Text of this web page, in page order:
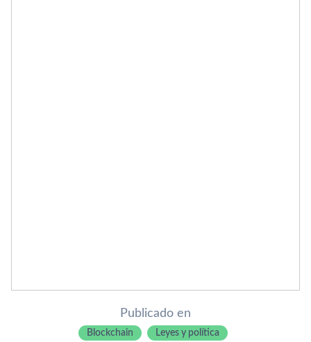
Publicado en
Blockchain Leyes y política